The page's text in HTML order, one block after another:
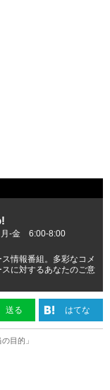
月-金 6:00-8:00
情報番組。多彩なコメ
に対するあなたのご意
送る はてな
目的」